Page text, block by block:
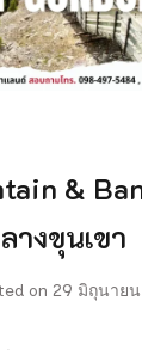
&
างขุนเขา
on 29 มิถุนาย